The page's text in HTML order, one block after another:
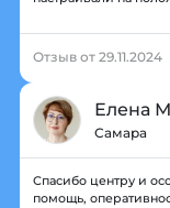
Отзыв от 29.11.2024
Елена
Самара
Спасибо центру и
помощь,